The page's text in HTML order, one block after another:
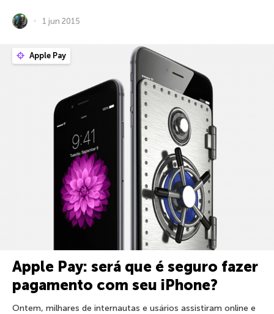
1 jun 2015
Apple Pay
Apple Pay: será que é seguro fazer
pagamento com seu iPhone?
Ontem, milhares de internautas e usários assistiram online e